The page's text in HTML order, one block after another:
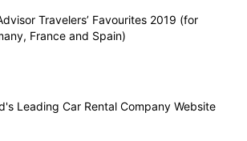
Travelers’ Favourites 2019 (for
France and Spain)
Leading Car Rental Company Website